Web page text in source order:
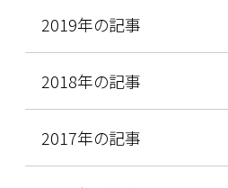
2019年の記事
2018年の記事
2017年の記事